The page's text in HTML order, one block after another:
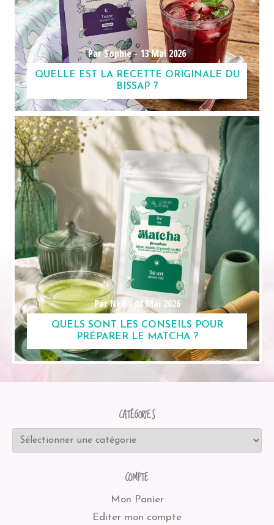
Par Sophie -13 Mai 2026
QUELLE EST LA RECETTE ORIGINALE DU
BISSAP ?
Par Nell -08 Mai 2026
QUELS SONT LES CONSEILS POUR
PRÉPARER LE MATCHA ?
CATÉGORIES
COMPTE
Mon Panier
Editer mon compte